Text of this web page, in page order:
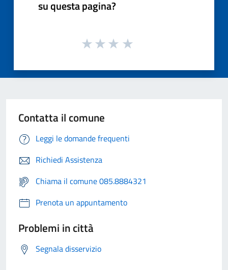
su questa pagina?
Contatta il comune
Leggi le domande frequenti
Richiedi Assistenza
Chiama il comune 085.8884321
Prenota un appuntamento
Problemi in città
Segnala disservizio